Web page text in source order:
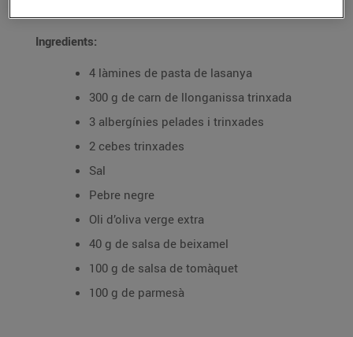
Ingredients:
4 làmines de pasta de lasanya
300 g de carn de llonganissa trinxada
3 albergínies pelades i trinxades
2 cebes trinxades
Sal
Pebre negre
Oli d’oliva verge extra
40 g de salsa de beixamel
100 g de salsa de tomàquet
100 g de parmesà